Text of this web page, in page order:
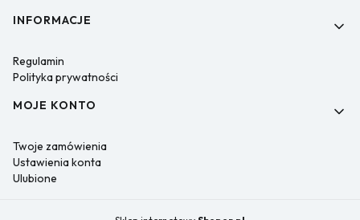
INFORMACJE
Regulamin
Polityka prywatności
MOJE KONTO
Twoje zamówienia
Ustawienia konta
Ulubione